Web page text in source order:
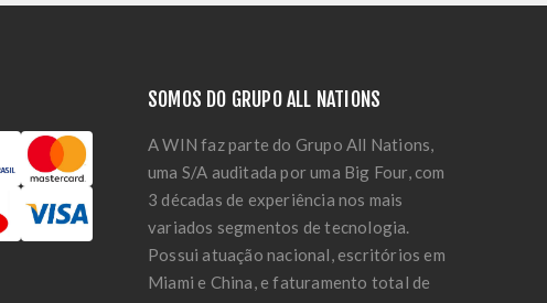
SOMOS DO GRUPO ALL NATIONS
A WIN faz parte do Grupo All Nations,
uma S/A auditada por uma Big Four, com
3 décadas de experiência nos mais
variados segmentos de tecnologia.
Possui atuação nacional, escritórios em
Miami e China, e faturamento total de